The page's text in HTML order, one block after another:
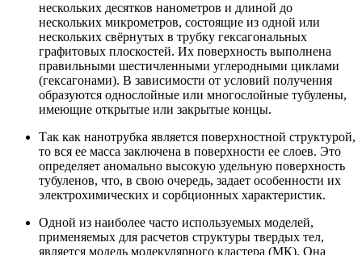
нескольких десятков нанометров и длиной до
нескольких микрометров, состоящие из одной или
нескольких свёрнутых в трубку гексагональных
графитовых плоскостей. Их поверхность выполнена
правильными шестичленными углеродными циклами
(гексагонами). В зависимости от условий получения
образуются однослойные или многослойные тубулены,
имеющие открытые или закрытые концы.
Так как нанотрубка является поверхностной структурой,
то вся ее масса заключена в поверхности ее слоев. Это
определяет аномально высокую удельную поверхность
тубуленов, что, в свою очередь, задает особенности их
электрохимических и сорбционных характеристик.
Одной из наиболее часто используемых моделей,
применяемых для расчетов структуры твердых тел,
является модель молекулярного кластера (МК). Она